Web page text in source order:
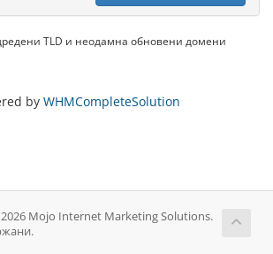
TLD и неодамна обновени домени
by WHMCompleteSolution
Mojo Internet Marketing Solutions.